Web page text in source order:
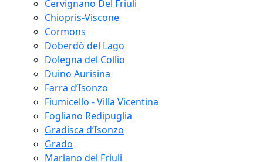
Cervignano Del Friuli
Chiopris-Viscone
Cormons
Doberdò del Lago
Dolegna del Collio
Duino Aurisina
Farra d‘Isonzo
Fiumicello - Villa Vicentina
Fogliano Redipuglia
Gradisca d‘Isonzo
Grado
Mariano del Friuli